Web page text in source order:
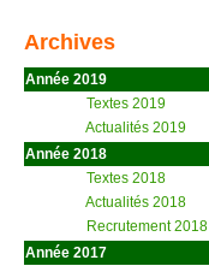
Archives
Année 2019
Textes 2019
Actualités 2019
Année 2018
Textes 2018
Actualités 2018
Recrutement 2018
Année 2017